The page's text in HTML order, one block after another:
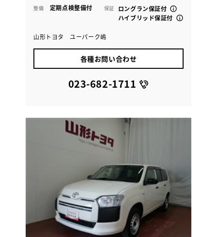
整備 定期点検整備付 保証
ロングラン保証付
ハイブリッド保証付
山形トヨタ ユーパーク嶋
各種お問い合わせ
023-682-1711